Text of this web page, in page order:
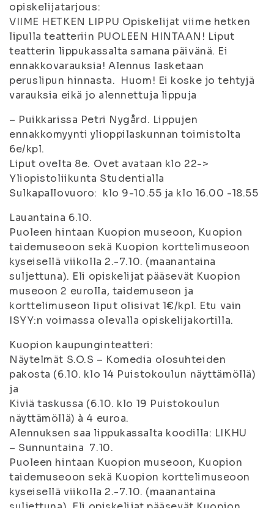
opiskelijatarjous:
VIIME HETKEN LIPPU Opiskelijat viime hetken
lipulla teatteriin PUOLEEN HINTAAN! Liput
teatterin lippukassalta samana päivänä. Ei
ennakkovarauksia! Alennus lasketaan
peruslipun hinnasta. Huom! Ei koske jo tehtyjä
varauksia eikä jo alennettuja lippuja
– Puikkarissa Petri Nygård. Lippujen
ennakkomyynti ylioppilaskunnan toimistolta
6e/kpl.
Liput ovelta 8e. Ovet avataan klo 22->
Yliopistoliikunta Studentialla
Sulkapallovuoro: klo 9-10.55 ja klo 16.00 -18.55
Lauantaina 6.10.
Puoleen hintaan Kuopion museoon, Kuopion
taidemuseoon sekä Kuopion korttelimuseoon
kyseisellä viikolla 2.-7.10. (maanantaina
suljettuna). Eli opiskelijat pääsevät Kuopion
museoon 2 eurolla, taidemuseon ja
korttelimuseon liput olisivat 1€/kpl. Etu vain
ISYY:n voimassa olevalla opiskelijakortilla.
Kuopion kaupunginteatteri:
Näytelmät S.O.S – Komedia olosuhteiden
pakosta (6.10. klo 14 Puistokoulun näyttämöllä)
ja
Kiviä taskussa (6.10. klo 19 Puistokoulun
näyttämöllä) à 4 euroa.
Alennuksen saa lippukassalta koodilla: LIKHU
– Sunnuntaina 7.10.
Puoleen hintaan Kuopion museoon, Kuopion
taidemuseoon sekä Kuopion korttelimuseoon
kyseisellä viikolla 2.-7.10. (maanantaina